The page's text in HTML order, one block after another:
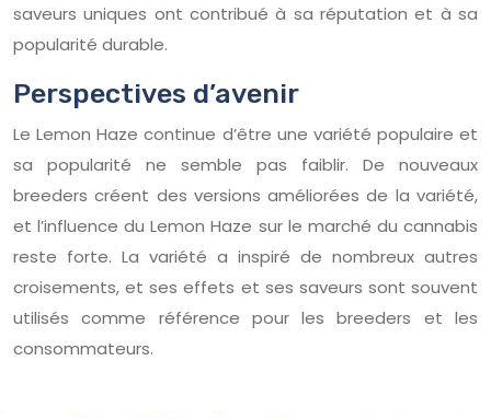
saveurs uniques ont contribué à sa réputation et à sa
popularité durable.
Perspectives d’avenir
Le Lemon Haze continue d’être une variété populaire et
sa popularité ne semble pas faiblir. De nouveaux
breeders créent des versions améliorées de la variété,
et l’influence du Lemon Haze sur le marché du cannabis
reste forte. La variété a inspiré de nombreux autres
croisements, et ses effets et ses saveurs sont souvent
utilisés comme référence pour les breeders et les
consommateurs.